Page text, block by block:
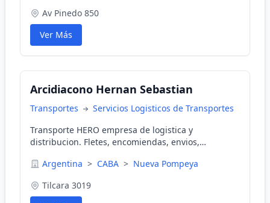
GPS, acoplados, viajes al sur argentino, Rio Negro,
Neuquen, Chubut, Santa Cruz, La Pampa, Ushuaia,
Tierra del Fuego, zona andina, logistica integrada,
ruta 3, ruta 22, servicios, alonso, bahia blanca,
clearing, contrareembolsos, alquiler, servicio,
alonso hnos. alonso hnos, transportes alonso hnos,
transporte alonso hermanos
Av Pinedo 850
Ver Más
Arcidiacono Hernan Sebastian
Transportes
Servicios Logisticos de Transportes
Transporte HERO empresa de logistica y
distribucion. Fletes, encomiendas, envios,
aires, Lorenzo y Rosario, meta name,
Argentina > CABA > Nueva Pompeya
Tilcara 3019